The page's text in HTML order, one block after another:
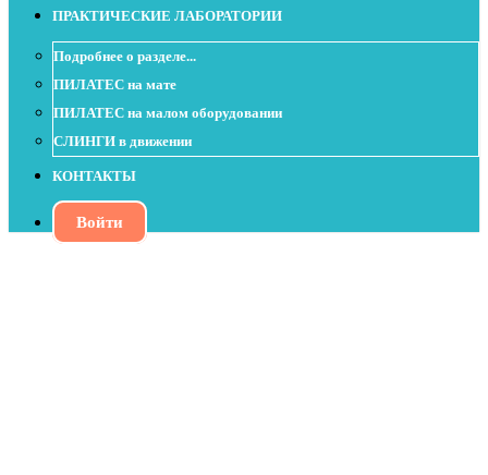
ПРАКТИЧЕСКИЕ ЛАБОРАТОРИИ
Подробнее о разделе...
ПИЛАТЕС на мате
ПИЛАТЕС на малом оборудовании
СЛИНГИ в движении
КОНТАКТЫ
Войти